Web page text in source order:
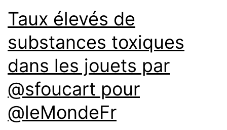
Taux élevés de
substances toxiques
dans les jouets par
@sfoucart pour
@leMondeFr